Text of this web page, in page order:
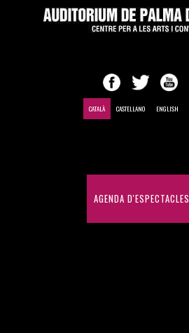
CATALÀ CASTELLANO ENGLISH
AGENDA D'ESPECTACLES